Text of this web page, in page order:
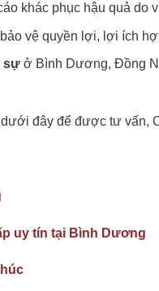
khác phục hậu quả do
vệ quyền lợi, lợi ích
sựở Bình Dương, Đồng
đây để được tư vấn,
uy tín tại Bình Dương